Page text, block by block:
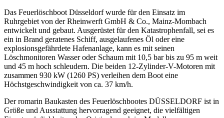
Das Feuerlöschboot Düsseldorf wurde für den Einsatz im
Ruhrgebiet von der Rheinwerft GmbH & Co., Mainz-Mombach
entwickelt und gebaut. Ausgerüstet für den Katastrophenfall, sei es
ein in Brand geratenes Schiff, ausgelaufenes Öl oder eine
explosionsgefährdete Hafenanlage, kann es mit seinen
Löschmonitoren Wasser oder Schaum mit 10,5 bar bis zu 95 m weit
und 45 m hoch schleudern. Die beiden 12-Zylinder-V-Motoren mit
zusammen 930 kW (1260 PS) verleihen dem Boot eine
Höchstgeschwindigkeit von ca. 37 km/h.
Der romarin Baukasten des Feuerlöschbootes DÜSSELDORF ist in
Größe und Ausstattung hervorragend geeignet, die vielfältigen